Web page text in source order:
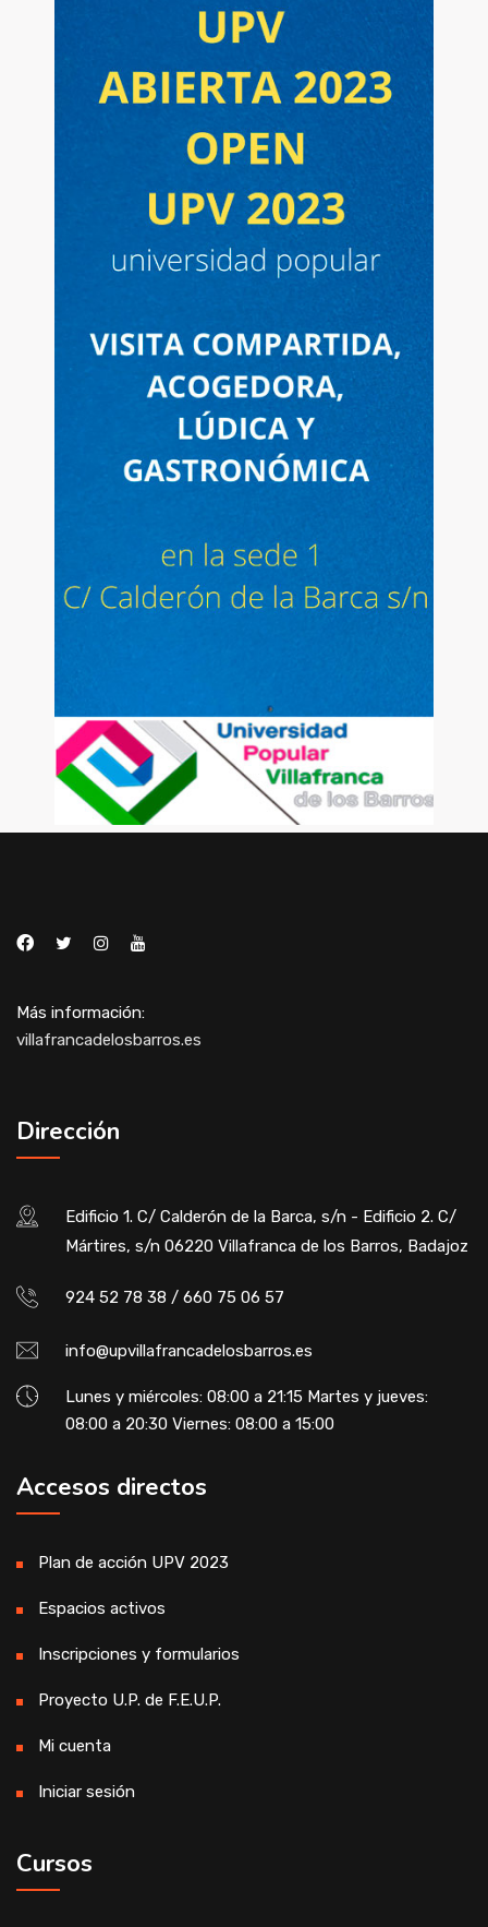
Más información:
villafrancadelosbarros.es
Dirección
Edificio 1. C/ Calderón de la Barca, s/n - Edificio 2. C/
Mártires, s/n 06220 Villafranca de los Barros, Badajoz
924 52 78 38 / 660 75 06 57
info@upvillafrancadelosbarros.es
Lunes y miércoles: 08:00 a 21:15 Martes y jueves:
08:00 a 20:30 Viernes: 08:00 a 15:00
Accesos directos
Plan de acción UPV 2023
Espacios activos
Inscripciones y formularios
Proyecto U.P. de F.E.U.P.
Mi cuenta
Iniciar sesión
Cursos